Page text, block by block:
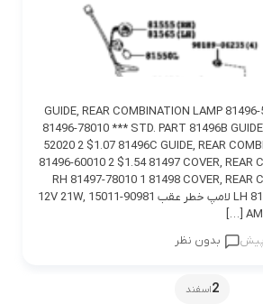
81496 GUIDE, REAR COMBINATION LAMP
81496-78010 *** STD. PART 81496B
52020 2 $1.07 81496C GUIDE, REAR
81496-60010 2 $1.54 81497 COVER, REAR
RH 81497-78010 1 81498 COVER, REAR
LH 81498-78010 1 81550L لامپ خطر عقب 90981-15011 12V 21W,
بدون نظر
2اسفند